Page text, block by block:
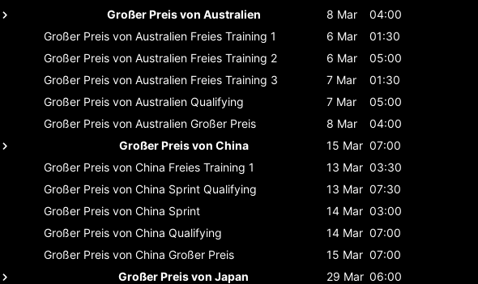
Großer Preis von Australien
8 Mar
04:00
Großer Preis von Australien Freies Training 1 6 Mar
01:30
Großer Preis von Australien Freies Training 2 6 Mar
05:00
Großer Preis von Australien Freies Training 3 7 Mar
01:30
Großer Preis von Australien Qualifying 7 Mar
05:00
Großer Preis von Australien Großer Preis 8 Mar
04:00
Großer Preis von China
15 Mar 07:00
Großer Preis von China Freies Training 1 13 Mar 03:30
Großer Preis von China Sprint Qualifying 13 Mar 07:30
Großer Preis von China Sprint 14 Mar 03:00
Großer Preis von China Qualifying 14 Mar 07:00
Großer Preis von China Großer Preis 15 Mar 07:00
Großer Preis von Japan
29 Mar 06:00